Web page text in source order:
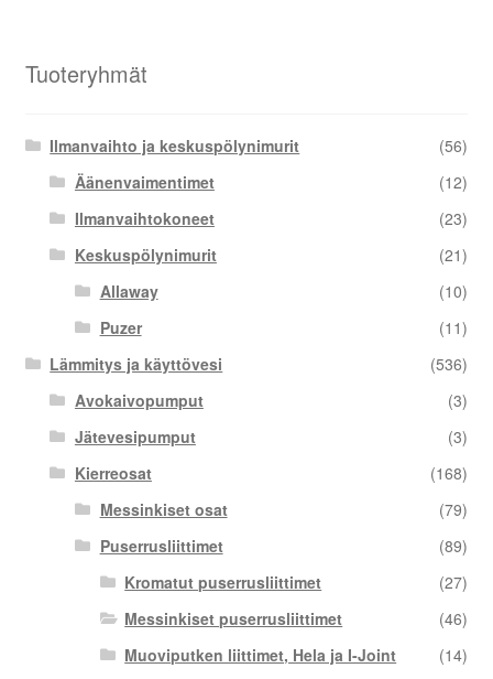
Tuoteryhmät
Ilmanvaihto ja keskuspölynimurit
(56)
Äänenvaimentimet
(12)
Ilmanvaihtokoneet
(23)
Keskuspölynimurit
(21)
Allaway
(10)
Puzer
(11)
Lämmitys ja käyttövesi
(536)
Avokaivopumput
(3)
Jätevesipumput
(3)
Kierreosat
(168)
Messinkiset osat
(79)
Puserrusliittimet
(89)
Kromatut puserrusliittimet
(27)
Messinkiset puserrusliittimet
(46)
Muoviputken liittimet, Hela ja I-Joint
(14)